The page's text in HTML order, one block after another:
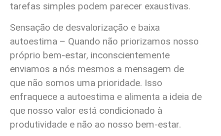
tarefas simples podem parecer exaustivas.
Sensação de desvalorização e baixa
autoestima – Quando não priorizamos nosso
próprio bem-estar, inconscientemente
enviamos a nós mesmos a mensagem de
que não somos uma prioridade. Isso
enfraquece a autoestima e alimenta a ideia de
que nosso valor está condicionado à
produtividade e não ao nosso bem-estar.